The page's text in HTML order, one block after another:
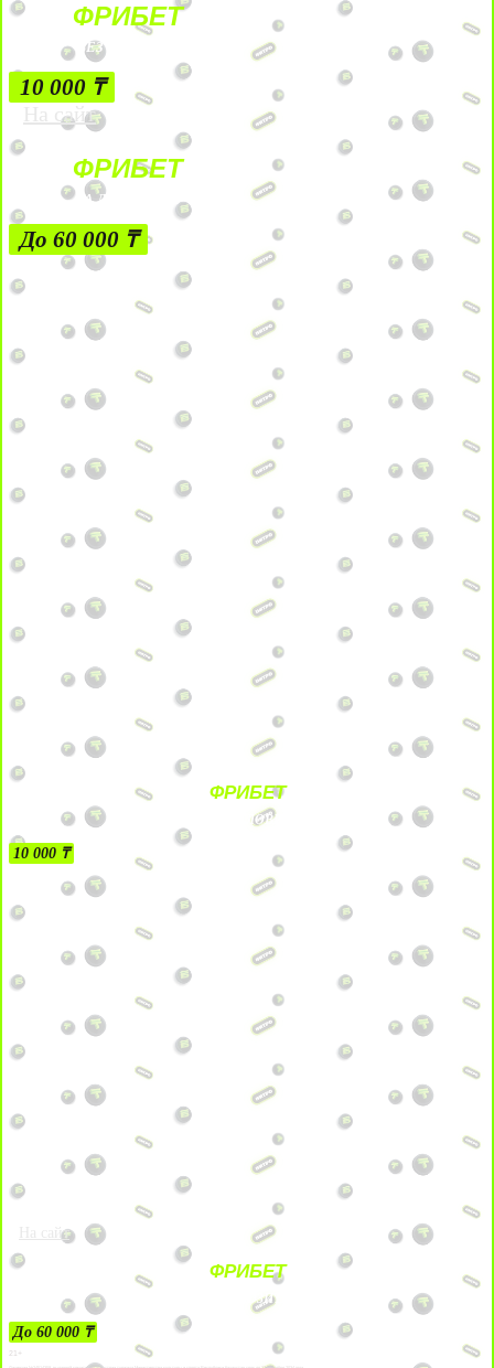
ФРИБЕТ
БЕЗ УСЛОВИЙ
10 000 ₸
На сайт
ФРИБЕТ
ЗА ДЕПОЗИТЫ
До 60 000 ₸
ФРИБЕТ
БЕЗ УСЛОВИЙ
10 000 ₸
На сайт
ФРИБЕТ
ЗА ДЕПОЗИТЫ
До 60 000 ₸
21+